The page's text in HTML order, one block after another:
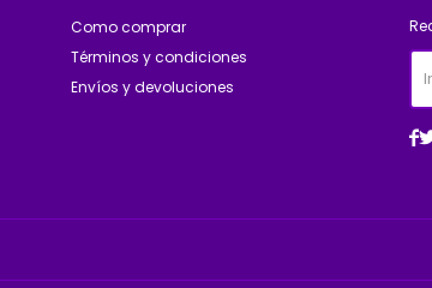

Como comprar
Términos y condiciones
Envíos y devoluciones